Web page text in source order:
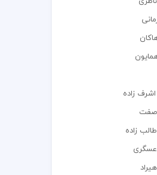
زاده
صفت
زاده